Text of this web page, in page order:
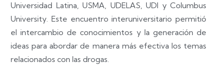
Universidad Latina, USMA, UDELAS, UDI y Columbus
University. Este encuentro interuniversitario permitió
el intercambio de conocimientos y la generación de
ideas para abordar de manera más efectiva los temas
relacionados con las drogas.